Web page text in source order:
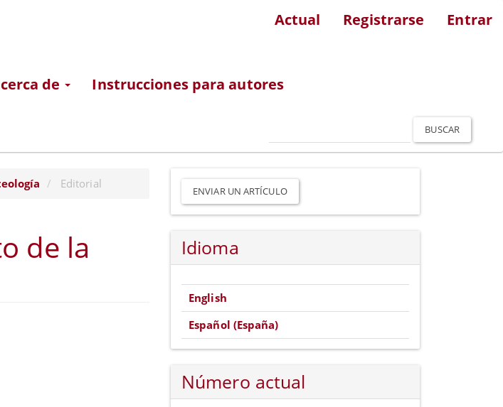
Actual Registrarse Entrar
de Instrucciones para autores
BUSCAR
Editorial
de la
Enviar
artículo
ENVIAR UN ARTÍCULO
Idioma
English
Español (España)
Número actual